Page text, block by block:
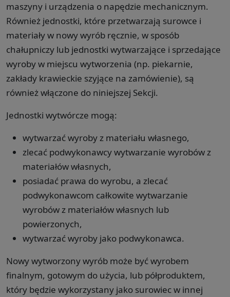
maszyny i urządzenia o napędzie mechanicznym.
Również jednostki, które przetwarzają surowce i
materiały w nowy wyrób ręcznie, w sposób
chałupniczy lub jednostki wytwarzające i sprzedające
wyroby w miejscu wytworzenia (np. piekarnie,
zakłady krawieckie szyjące na zamówienie), są
również włączone do niniejszej Sekcji.
Jednostki wytwórcze mogą:
wytwarzać wyroby z materiału własnego,
zlecać podwykonawcy wytwarzanie wyrobów z
materiałów własnych,
posiadać prawa do wyrobu, a zlecać
podwykonawcom całkowite wytwarzanie
wyrobów z materiałów własnych lub
powierzonych,
wytwarzać wyroby jako podwykonawca.
Nowy wytworzony wyrób może być wyrobem
finalnym, gotowym do użycia, lub półproduktem,
który będzie wykorzystany jako surowiec w innej